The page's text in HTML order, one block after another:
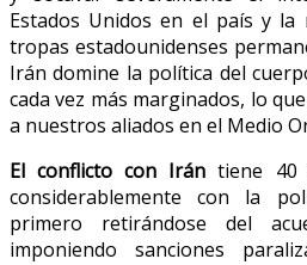
Estados Unidos en el país y la
tropas estadounidenses
Irán domine la política del
cada vez más marginados, lo
a nuestros aliados en el Medio
El conflicto con Irán tiene 40
considerablemente con la
primero retirándose del
imponiendo sanciones